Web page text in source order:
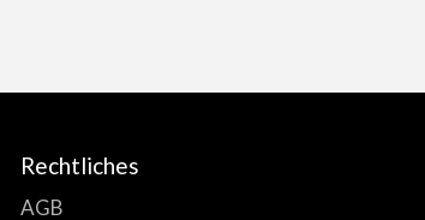
Rechtliches
AGB